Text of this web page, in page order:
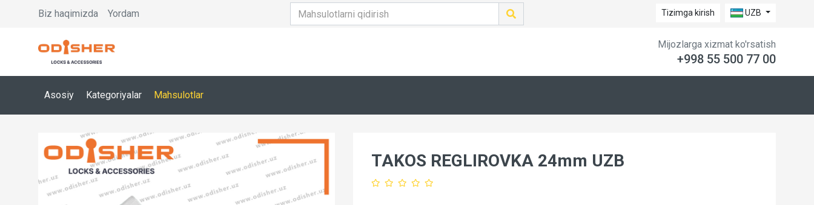
Biz haqimizda Yordam Tizimga kirish UZB
Mijozlarga xizmat ko'rsatish
+998 55 500 77 00
Asosiy Kategoriyalar Mahsulotlar
TAKOS REGLIROVKA 24mm UZB